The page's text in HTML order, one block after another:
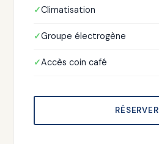
Climatisation
Groupe électrogène
Accès coin café
RÉSERVER